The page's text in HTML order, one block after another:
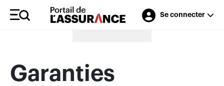
Se connecter
Merci à nos annonceurs
Garanties